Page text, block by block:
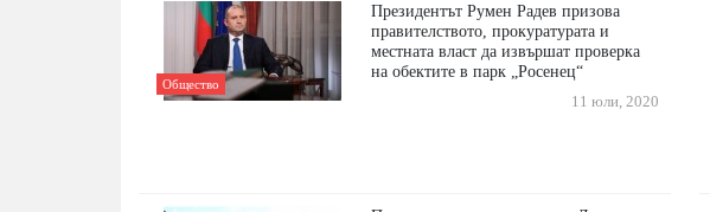
Общество
Президентът Румен Радев призова
правителството, прокуратурата и
местната власт да извършат проверка
на обектите в парк „Росенец“
11 юли, 2020